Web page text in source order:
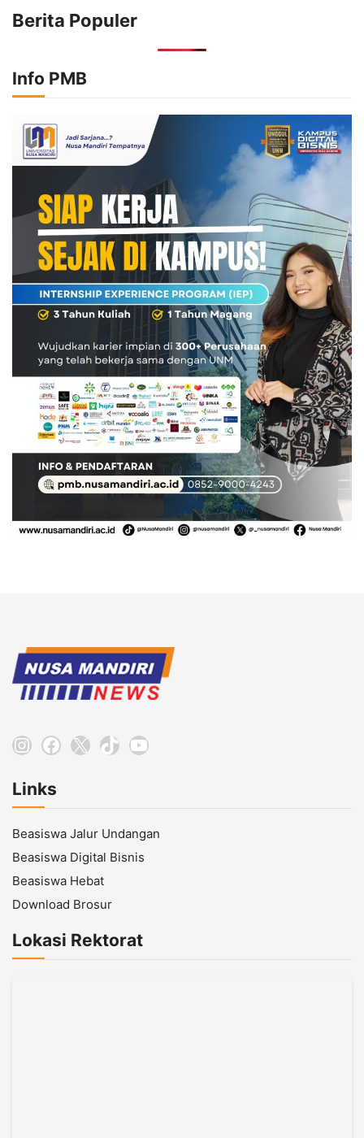
Berita Populer
Info PMB
Instagram
Facebook
X TikTokYouTube
Links
Beasiswa Jalur Undangan
Beasiswa Digital Bisnis
Beasiswa Hebat
Download Brosur
Lokasi Rektorat